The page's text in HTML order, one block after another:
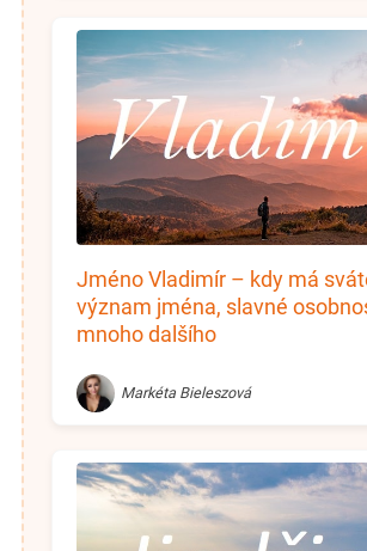
Jméno Vladimír – kdy má
význam jména, slavné
mnoho dalšího
Markéta Bieleszová